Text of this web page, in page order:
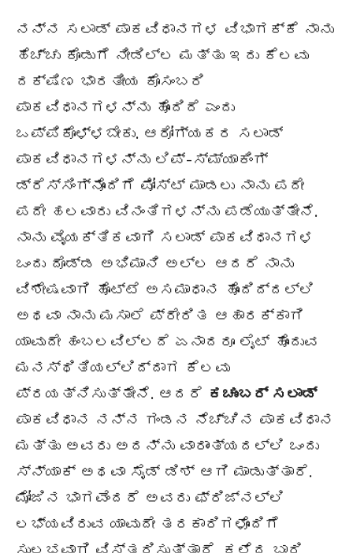
ನನ್ನ ಸಲಾಡ್ ಪಾಕವಿಧಾನಗಳ ವಿಭಾಗಕ್ಕೆ ನಾನು
ಹೆಚ್ಚು ಕೊಡುಗೆ ನೀಡಿಲ್ಲ ಮತ್ತು ಇದು ಕೆಲವು
ದಕ್ಷಿಣ ಭಾರತೀಯ ಕೊಸಂಬರಿ
ಪಾಕವಿಧಾನಗಳನ್ನು ಹೊಂದಿದೆ ಎಂದು
ಒಪ್ಪಿಕೊಳ್ಳಬೇಕು. ಆರೋಗ್ಯಕರ ಸಲಾಡ್
ಪಾಕವಿಧಾನಗಳನ್ನು ಲಿಪ್-ಸ್ಮ್ಯಾಕಿಂಗ್
ಡ್ರೆಸ್ಸಿಂಗ್ನೊಂದಿಗೆ ಪೋಸ್ಟ್ ಮಾಡಲು ನಾನು ಪದೇ
ಪದೇ ಹಲವಾರು ವಿನಂತಿಗಳನ್ನು ಪಡೆಯುತ್ತೇನೆ.
ನಾನು ವೈಯಕ್ತಿಕವಾಗಿ ಸಲಾಡ್ ಪಾಕವಿಧಾನಗಳ
ಒಂದು ದೊಡ್ಡ ಅಭಿಮಾನಿ ಅಲ್ಲ ಆದರೆ ನಾನು
ವಿಶೇಷವಾಗಿ ಹೊಟ್ಟೆ ಅಸಮಾಧಾನ ಹೊಂದಿದ್ದಲ್ಲಿ
ಅಥವಾ ನಾನು ಮಸಾಲೆ ಪ್ರೇರಿತ ಆಹಾರಕ್ಕಾಗಿ
ಯಾವುದೇ ಹಂಬಲವಿಲ್ಲದೆ ಏನಾದರೂ ಲೈಟ್ ಹೊಂದುವ
ಮನಸ್ಥಿತಿಯಲ್ಲಿದ್ದಾಗ ಕೆಲವು
ಪ್ರಯತ್ನಿಸುತ್ತೇನೆ. ಆದರೆ ಕಚುಂಬರ್ ಸಲಾಡ್
ಪಾಕವಿಧಾನ ನನ್ನ ಗಂಡನ ನೆಚ್ಚಿನ ಪಾಕವಿಧಾನ
ಮತ್ತು ಅವರು ಅದನ್ನು ವಾರಾಂತ್ಯದಲ್ಲಿ ಒಂದು
ಸ್ನ್ಯಾಕ್ ಅಥವಾ ಸೈಡ್ ಡಿಶ್ ಆಗಿ ಮಾಡುತ್ತಾರೆ.
ಮೋಜಿನ ಭಾಗವೆಂದರೆ ಅವರು ಫ್ರಿಜ್ನಲ್ಲಿ
ಲಭ್ಯವಿರುವ ಯಾವುದೇ ತರಕಾರಿಗಳೊಂದಿಗೆ